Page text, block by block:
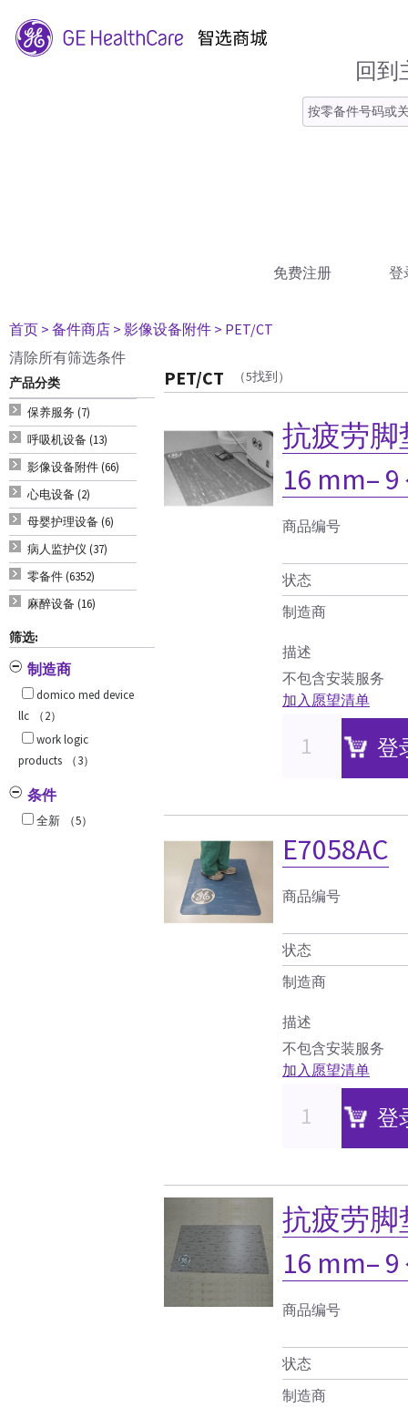
回到
免费注册 登
首页 > 备件商店 > 影像设备附件 > PET/CT
清除所有筛选条件
产品分类
保养服务 (7)
呼吸机设备 (13)
影像设备附件 (66)
心电设备 (2)
母婴护理设备 (6)
病人监护仪 (37)
零备件 (6352)
麻醉设备 (16)
筛选:
制造商
domico med device
llc
（2）
work logic
products
（3）
条件
全新 （5）
PET/CT （5找到）
抗疲劳脚
16 mm–
商品编号
状态
制造商
描述
不包含安装服务
加入愿望清单
登
E7058AC
商品编号
状态
制造商
描述
不包含安装服务
加入愿望清单
登
抗疲劳脚
16 mm–
商品编号
状态
制造商